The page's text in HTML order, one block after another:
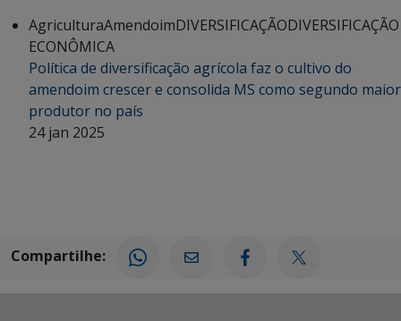
AgriculturaAmendoimDIVERSIFICAÇÃODIVERSIFICAÇÃO
ECONÔMICA
Política de diversificação agrícola faz o cultivo do
amendoim crescer e consolida MS como segundo maior
produtor no país
24 jan 2025
Compartilhe: